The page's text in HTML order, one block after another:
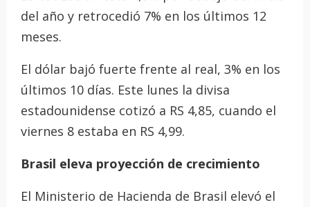
del año y retrocedió 7% en los últimos 12
meses.
El dólar bajó fuerte frente al real, 3% en los
últimos 10 días. Este lunes la divisa
estadounidense cotizó a RS 4,85, cuando el
viernes 8 estaba en RS 4,99.
Brasil eleva proyección de crecimiento
El Ministerio de Hacienda de Brasil elevó el